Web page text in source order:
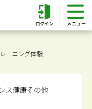
ログイン
ーニング体験
ス健康その他